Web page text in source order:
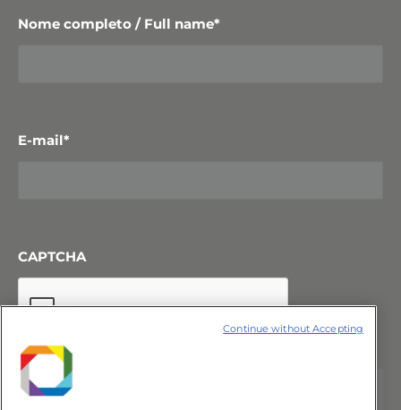
Nome completo / Full name*
E-mail*
CAPTCHA
Continue without Accepting